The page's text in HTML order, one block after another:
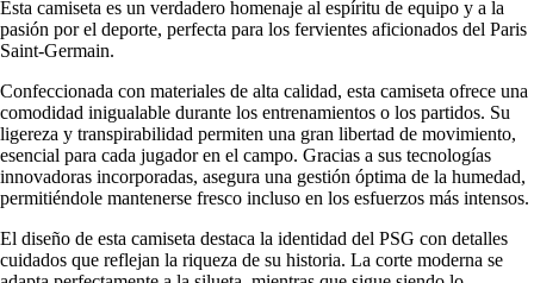
Esta camiseta es un verdadero homenaje al espíritu de equipo y a la
pasión por el deporte, perfecta para los fervientes aficionados del Paris
Saint-Germain.
Confeccionada con materiales de alta calidad, esta camiseta ofrece una
comodidad inigualable durante los entrenamientos o los partidos. Su
ligereza y transpirabilidad permiten una gran libertad de movimiento,
esencial para cada jugador en el campo. Gracias a sus tecnologías
innovadoras incorporadas, asegura una gestión óptima de la humedad,
permitiéndole mantenerse fresco incluso en los esfuerzos más intensos.
El diseño de esta camiseta destaca la identidad del PSG con detalles
cuidados que reflejan la riqueza de su historia. La corte moderna se